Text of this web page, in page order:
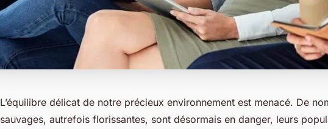
L’équilibre délicat de notre précieux environnement est menacé. De
sauvages, autrefois florissantes, sont désormais en danger, leurs